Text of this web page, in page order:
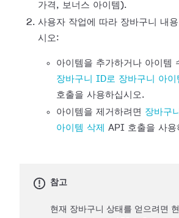
가격, 보너스 아이템).
사용자 작업에 따라 장바구니 내
시오:
아이템을 추가하거나 아이템
장바구니 ID로 장바구니 아이
호출을 사용하십시오.
아이템을 제거하려면 장바구
아이템 삭제
API 호출을 사용
참고
현재 장바구니 상태를 얻으려면